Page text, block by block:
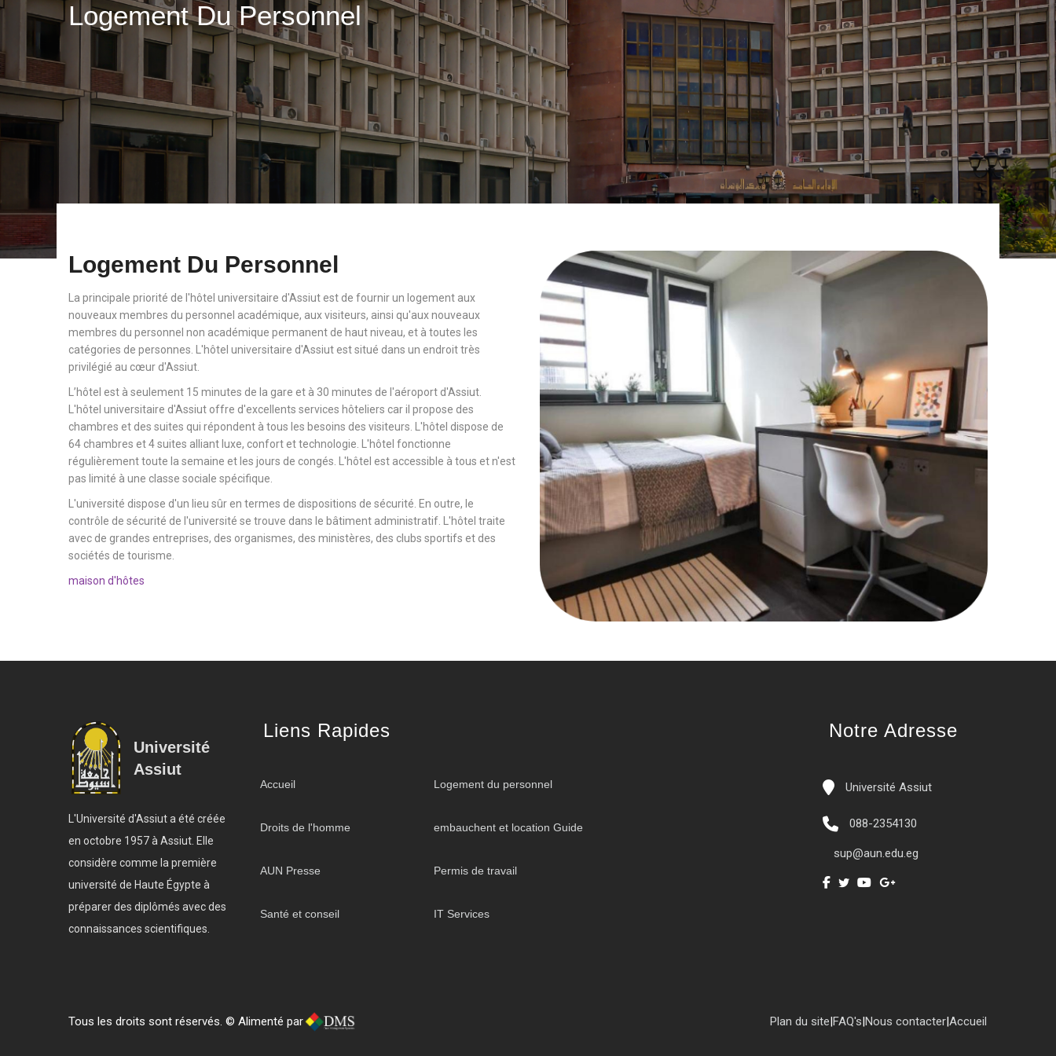
Logement Du Personnel
Logement Du Personnel
La principale priorité de l'hôtel universitaire d'Assiut est de fournir un logement aux
nouveaux membres du personnel académique, aux visiteurs, ainsi qu'aux nouveaux
membres du personnel non académique permanent de haut niveau, et à toutes les
catégories de personnes. L'hôtel universitaire d'Assiut est situé dans un endroit très
privilégié au cœur d'Assiut.
L’hôtel est à seulement 15 minutes de la gare et à 30 minutes de l'aéroport d'Assiut.
L'hôtel universitaire d'Assiut offre d'excellents services hôteliers car il propose des
chambres et des suites qui répondent à tous les besoins des visiteurs. L'hôtel dispose de
64 chambres et 4 suites alliant luxe, confort et technologie. L'hôtel fonctionne
régulièrement toute la semaine et les jours de congés. L'hôtel est accessible à tous et n'est
pas limité à une classe sociale spécifique.
L'université dispose d'un lieu sûr en termes de dispositions de sécurité. En outre, le
contrôle de sécurité de l'université se trouve dans le bâtiment administratif. L'hôtel traite
avec de grandes entreprises, des organismes, des ministères, des clubs sportifs et des
sociétés de tourisme.
maison d'hôtes
Université
Assiut
L'Université d'Assiut a été créée
en octobre 1957 à Assiut. Elle
considère comme la première
université de Haute Égypte à
préparer des diplômés avec des
connaissances scientifiques.
Liens Rapides
Accueil Logement du personnel
Droits de l'homme embauchent et location Guide
AUN Presse Permis de travail
Santé et conseil IT Services
Notre Adresse
Université Assiut
088-2354130
sup@aun.edu.eg
Tous les droits sont réservés. © Alimenté par Accueil
|
Nous contacter
|
FAQ's
|
Plan du site